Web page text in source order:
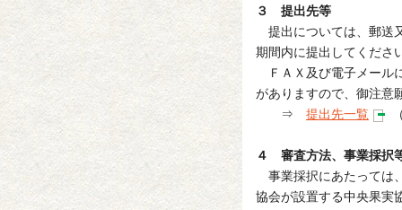
３ 提出先等
提出については、郵送
期間内に提出してくださ
ＦＡＸ及び電子メール
がありますので、御注意
⇒ 提出先一覧
４ 審査方法、事業採択
事業採択にあたっては
協会が設置する中央果実